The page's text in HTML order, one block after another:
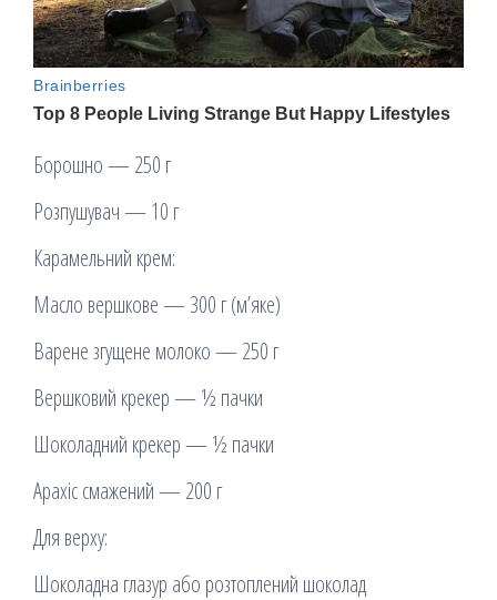
Борошно — 250 г
Розпушувач — 10 г
Карамельний крем:
Масло вершкове — 300 г (м’яке)
Варене згущене молоко — 250 г
Вершковий крекер — ½ пачки
Шоколадний крекер — ½ пачки
Арахіс смажений — 200 г
Для верху:
Шоколадна глазур або розтоплений шоколад